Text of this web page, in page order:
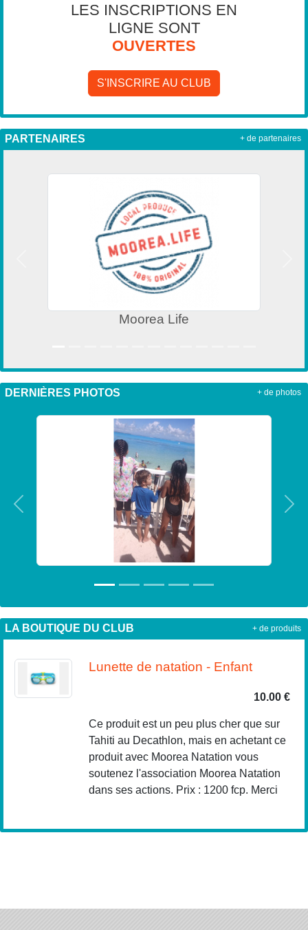
LES INSCRIPTIONS EN
LIGNE SONT
OUVERTES
S'INSCRIRE AU CLUB
PARTENAIRES
Moorea Life
+ de partenaires
DERNIÈRES PHOTOS
Précedent
+ de photos
LA BOUTIQUE DU CLUB
Lunette de natation - Enfant
10.00 €
Ce produit est un peu plus cher que sur
Tahiti au Decathlon, mais en achetant ce
produit avec Moorea Natation vous
soutenez l'association Moorea Natation
dans ses actions. Prix : 1200 fcp. Merci
+ de produits